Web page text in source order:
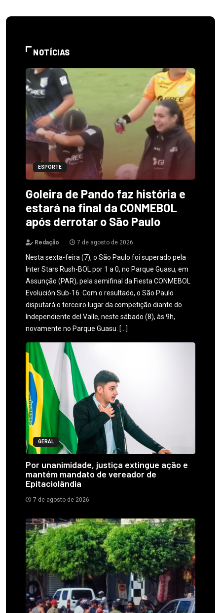
NOTÍCIAS
ESPORTE
Goleira de Pando faz história e
estará na final da CONMEBOL
após derrotar o São Paulo
Redação 7 de agosto de 2026
Nesta sexta-feira (7), o São Paulo foi superado pela
Inter Stars Rush-BOL por 1 a 0, no Parque Guasu, em
Assunção (PAR), pela semifinal da Fiesta CONMEBOL
Evolución Sub-16. Com o resultado, o São Paulo
disputará o terceiro lugar da competição diante do
Independiente del Valle, neste sábado (8), às 9h,
novamente no Parque Guasu. […]
GERAL
Por unanimidade, justiça extingue ação e
mantém mandato de vereador de
Epitaciolândia
7 de agosto de 2026